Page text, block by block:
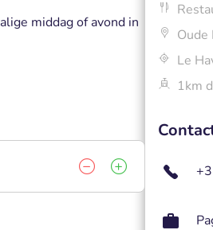
middag of avond in
Le
1km